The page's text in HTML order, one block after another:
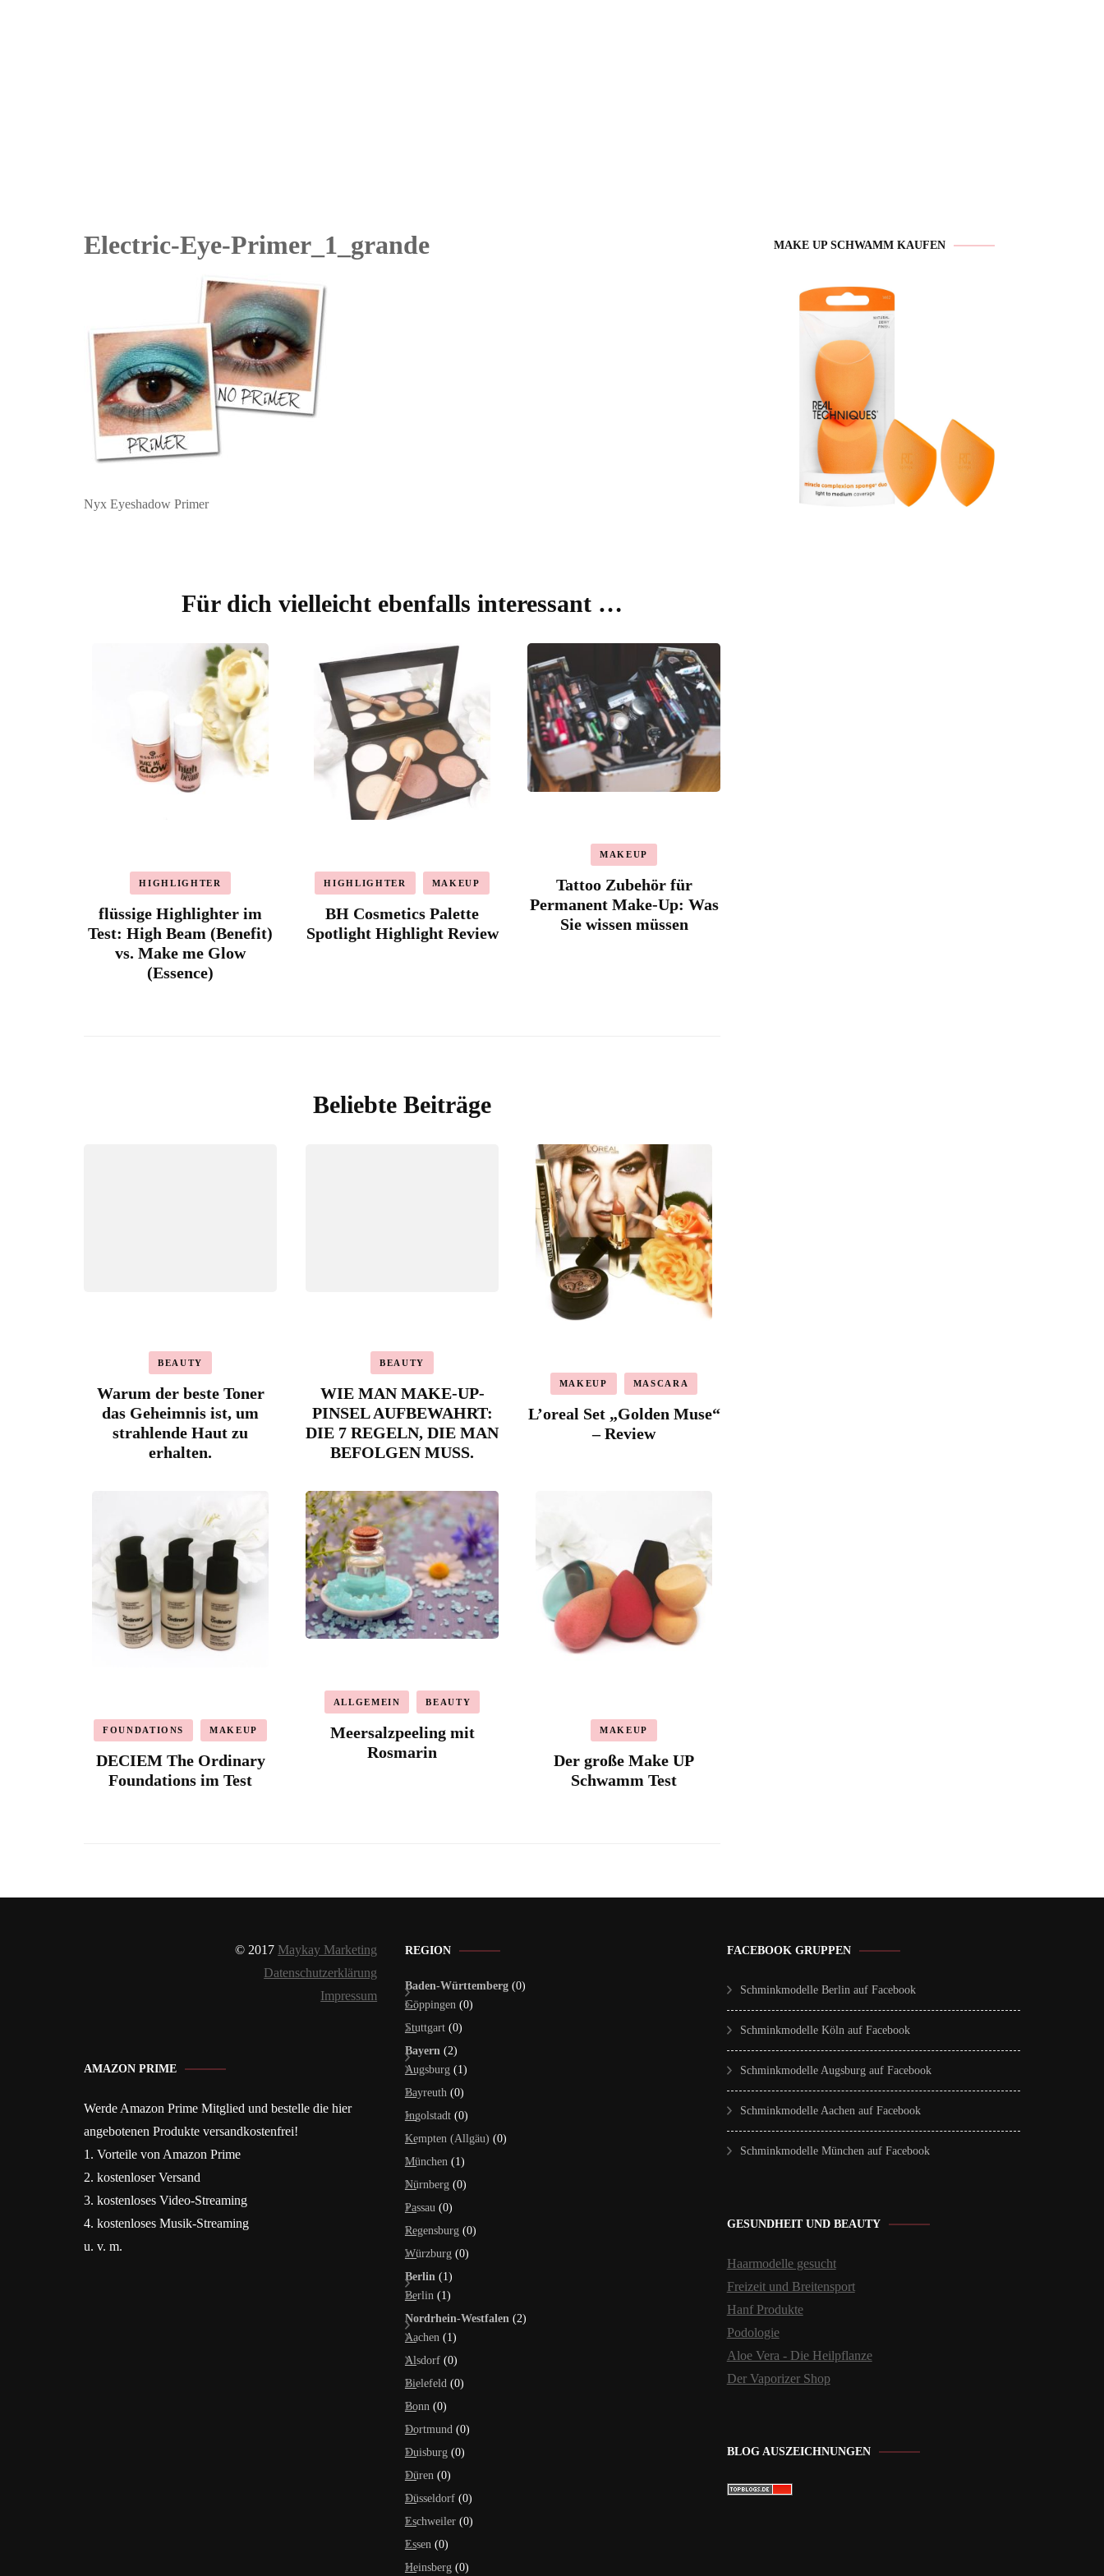
Electric-Eye-Primer_1_grande
Nyx Eyeshadow Primer
Für dich vielleicht ebenfalls interessant …
HIGHLIGHTER
flüssige Highlighter im
Test: High Beam (Benefit)
vs. Make me Glow
(Essence)
HIGHLIGHTER MAKEUP
BH Cosmetics Palette
Spotlight Highlight Review
MAKEUP
Tattoo Zubehör für
Permanent Make-Up: Was
Sie wissen müssen
Beliebte Beiträge
BEAUTY
Warum der beste Toner
das Geheimnis ist, um
strahlende Haut zu
erhalten.
BEAUTY
WIE MAN MAKE-UP-
PINSEL AUFBEWAHRT:
DIE 7 REGELN, DIE MAN
BEFOLGEN MUSS.
MAKEUP MASCARA
L’oreal Set „Golden Muse“
– Review
FOUNDATIONS MAKEUP
DECIEM The Ordinary
Foundations im Test
ALLGEMEIN BEAUTY
Meersalzpeeling mit
Rosmarin
MAKEUP
Der große Make UP
Schwamm Test
MAKE UP SCHWAMM KAUFEN
© 2017 Maykay Marketing
Datenschutzerklärung
Impressum
AMAZON PRIME
Werde Amazon Prime Mitglied und bestelle die hier
angebotenen Produkte versandkostenfrei!
1. Vorteile von Amazon Prime
2. kostenloser Versand
3. kostenloses Video-Streaming
4. kostenloses Musik-Streaming
u. v. m.
REGION
Baden-Württemberg (0)
Göppingen (0)
Stuttgart (0)
Bayern (2)
Augsburg (1)
Bayreuth (0)
Ingolstadt (0)
Kempten (Allgäu) (0)
München (1)
Nürnberg (0)
Passau (0)
Regensburg (0)
Würzburg (0)
Berlin (1)
Berlin (1)
Nordrhein-Westfalen (2)
Aachen (1)
Alsdorf (0)
Bielefeld (0)
Bonn (0)
Dortmund (0)
Duisburg (0)
Düren (0)
Düsseldorf (0)
Eschweiler (0)
Essen (0)
Heinsberg (0)
FACEBOOK GRUPPEN
Schminkmodelle Berlin auf Facebook
Schminkmodelle Köln auf Facebook
Schminkmodelle Augsburg auf Facebook
Schminkmodelle Aachen auf Facebook
Schminkmodelle München auf Facebook
GESUNDHEIT UND BEAUTY
Haarmodelle gesucht
Freizeit und Breitensport
Hanf Produkte
Podologie
Aloe Vera - Die Heilpflanze
Der Vaporizer Shop
BLOG AUSZEICHNUNGEN